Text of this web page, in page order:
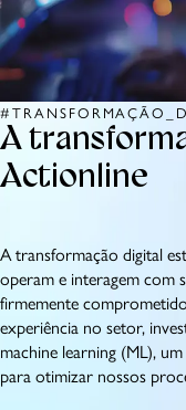
A
Actionline
A transformação digital
operam e interagem com
firmemente
experiência no setor,
machine learning (ML),
para otimizar nossos